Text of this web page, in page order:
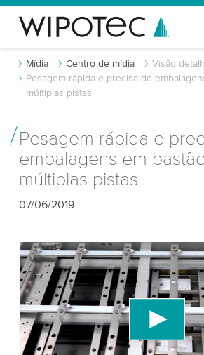
Mídia Centro de mídia
Visão
Pesagem rápida e precisa de
múltiplas pistas
Pesagem rápida e
embalagens em
múltiplas pistas
07/06/2019
Precisamos do seu
carregar o serviço de vídeo do
Utilizamos um serviço de terceiros
conteúdo de vídeo que pode
sua atividade. Por favor, reveja os
aceite o serviço para assistir a